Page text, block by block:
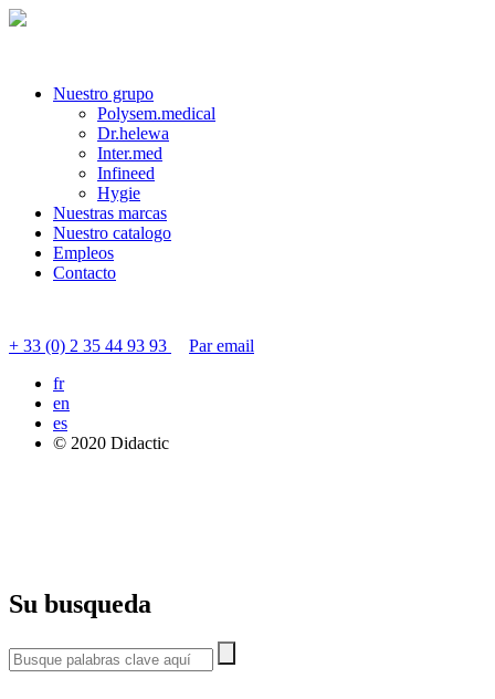
Nuestro grupo
Polysem.medical
Dr.helewa
Inter.med
Infineed
Hygie
Nuestras marcas
Nuestro catalogo
Empleos
Contacto
+ 33 (0) 2 35 44 93 93
Par email
fr
en
es
© 2020 Didactic
Su busqueda